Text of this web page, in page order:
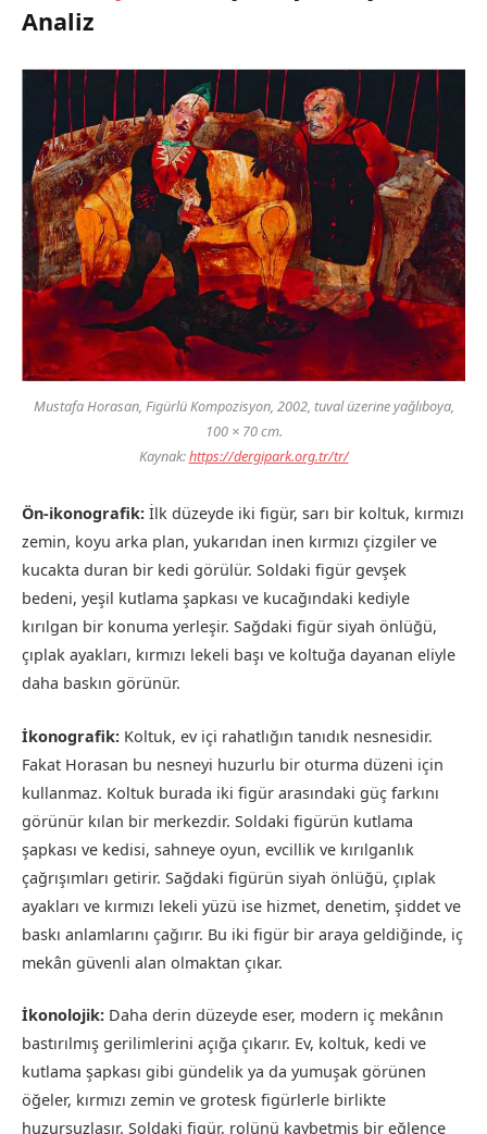
Analiz
Mustafa Horasan, Figürlü Kompozisyon, 2002, tuval üzerine yağlıboya,
100 × 70 cm.
Kaynak:https://dergipark.org.tr/tr/
Ön-ikonografik: İlk düzeyde iki figür, sarı bir koltuk, kırmızı
zemin, koyu arka plan, yukarıdan inen kırmızı çizgiler ve
kucakta duran bir kedi görülür. Soldaki figür gevşek
bedeni, yeşil kutlama şapkası ve kucağındaki kediyle
kırılgan bir konuma yerleşir. Sağdaki figür siyah önlüğü,
çıplak ayakları, kırmızı lekeli başı ve koltuğa dayanan eliyle
daha baskın görünür.
İkonografik: Koltuk, ev içi rahatlığın tanıdık nesnesidir.
Fakat Horasan bu nesneyi huzurlu bir oturma düzeni için
kullanmaz. Koltuk burada iki figür arasındaki güç farkını
görünür kılan bir merkezdir. Soldaki figürün kutlama
şapkası ve kedisi, sahneye oyun, evcillik ve kırılganlık
çağrışımları getirir. Sağdaki figürün siyah önlüğü, çıplak
ayakları ve kırmızı lekeli yüzü ise hizmet, denetim, şiddet ve
baskı anlamlarını çağırır. Bu iki figür bir araya geldiğinde, iç
mekân güvenli alan olmaktan çıkar.
İkonolojik: Daha derin düzeyde eser, modern iç mekânın
bastırılmış gerilimlerini açığa çıkarır. Ev, koltuk, kedi ve
kutlama şapkası gibi gündelik ya da yumuşak görünen
öğeler, kırmızı zemin ve grotesk figürlerle birlikte
huzursuzlaşır. Soldaki figür, rolünü kaybetmiş bir eğlence